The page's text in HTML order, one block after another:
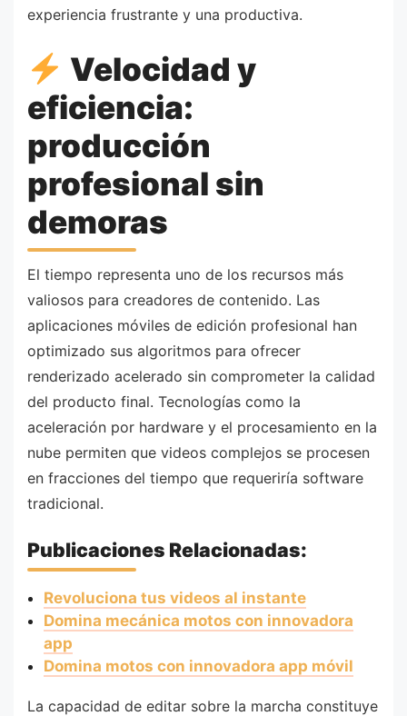
experiencia frustrante y una productiva.
Velocidad y
eficiencia:
producción
profesional sin
demoras
El tiempo representa uno de los recursos más
valiosos para creadores de contenido. Las
aplicaciones móviles de edición profesional han
optimizado sus algoritmos para ofrecer
renderizado acelerado sin comprometer la calidad
del producto final. Tecnologías como la
aceleración por hardware y el procesamiento en la
nube permiten que videos complejos se procesen
en fracciones del tiempo que requeriría software
tradicional.
Publicaciones Relacionadas:
Revoluciona tus videos al instante
Domina mecánica motos con innovadora
app
Domina motos con innovadora app móvil
La capacidad de editar sobre la marcha constituye